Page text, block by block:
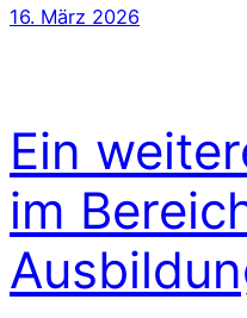
16. März 2026
Ein
im